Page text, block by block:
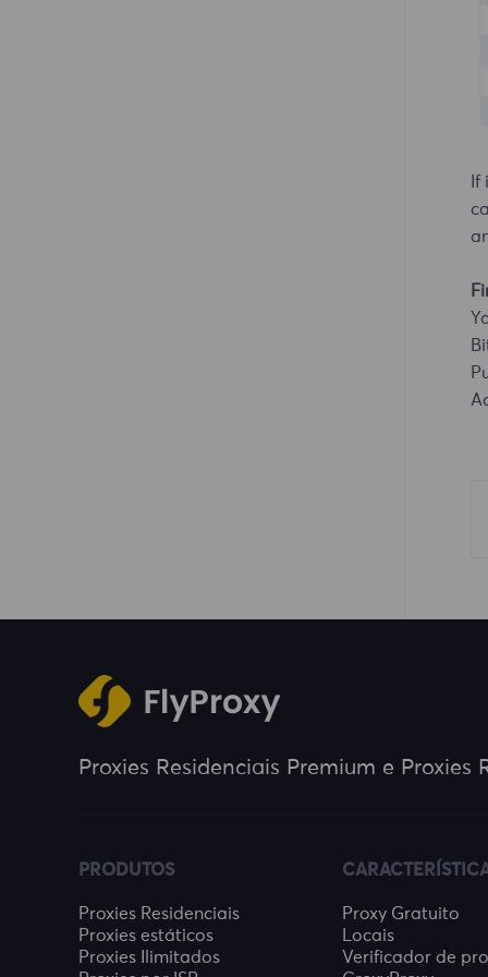
If
Proxies Residenciais Premium e Proxies
PRODUTOS
Proxies Residenciais
Proxies estáticos
Proxies Ilimitados
Proxy Gratuito
Locais
Verificador de